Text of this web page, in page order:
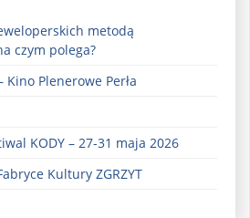
metodą
czym polega?
Plenerowe Perła
KODY – 27-31 maja 2026
Kultury ZGRZYT